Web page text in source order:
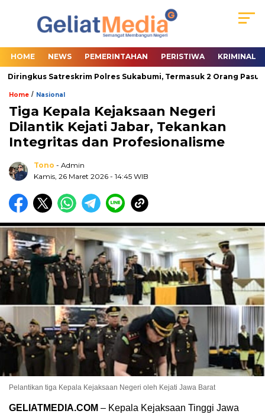
HOME NEWS PEMERINTAHAN PERISTIWA KRIMINAL
Satreskrim Polres Sukabumi, Termasuk 2 Orang Pasutri
Home / Nasional
Tiga Kepala Kejaksaan Negeri
Dilantik Kejati Jabar, Tekankan
Integritas dan Profesionalisme
Tono - Admin
Kamis, 26 Maret 2026 - 14:45 WIB
Pelantikan tiga Kepala Kejaksaan Negeri oleh Kejati Jawa Barat
GELIATMEDIA.COM – Kepala Kejaksaan Tinggi Jawa